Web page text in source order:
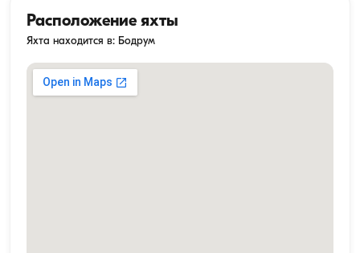
Расположение яхты
Яхта находится в: Бодрум